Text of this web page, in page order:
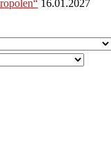
16.01.2027